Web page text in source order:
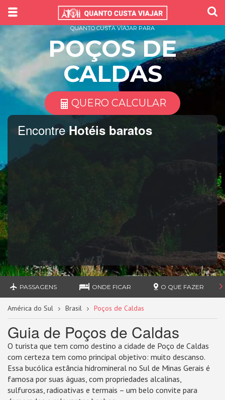
EncontreHotéis baratos
QUANTO CUSTA VIAJAR PARA
POÇOS DE
CALDAS
QUERO CALCULAR
PASSAGENS ONDE FICAR O QUE FAZER
América do Sul Brasil Poços de Caldas
Guia de Poços de Caldas
O turista que tem como destino a cidade de Poço de Caldas
com certeza tem como principal objetivo: muito descanso.
Essa bucólica estância hidromineral no Sul de Minas Gerais é
famosa por suas águas, com propriedades alcalinas,
sulfurosas, radioativas e termais – um belo convite para